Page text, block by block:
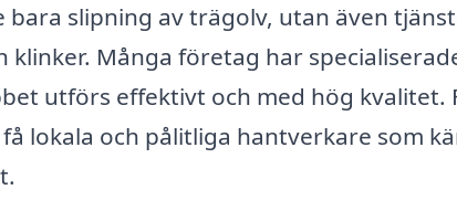
slipning av trägolv, utan även
Många företag har
utförs effektivt och med hög kvalitet.
lokala och pålitliga hantverkare som